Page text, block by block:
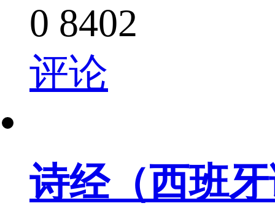
0 8402
评论
诗经（西班